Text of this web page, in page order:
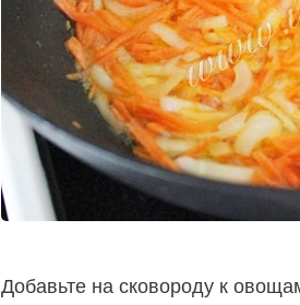
Добавьте на сковороду к